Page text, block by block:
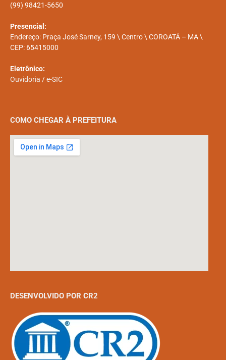
(99) 98421-5650
Presencial:
Endereço: Praça José Sarney, 159 \ Centro \ COROATÁ – MA \
CEP: 65415000
Eletrônico:
Ouvidoria /e-SIC
COMO CHEGAR À PREFEITURA
DESENVOLVIDO POR CR2